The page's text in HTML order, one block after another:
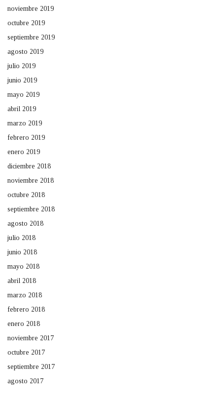
noviembre 2019
octubre 2019
septiembre 2019
agosto 2019
julio 2019
junio 2019
mayo 2019
abril 2019
marzo 2019
febrero 2019
enero 2019
diciembre 2018
noviembre 2018
octubre 2018
septiembre 2018
agosto 2018
julio 2018
junio 2018
mayo 2018
abril 2018
marzo 2018
febrero 2018
enero 2018
noviembre 2017
octubre 2017
septiembre 2017
agosto 2017